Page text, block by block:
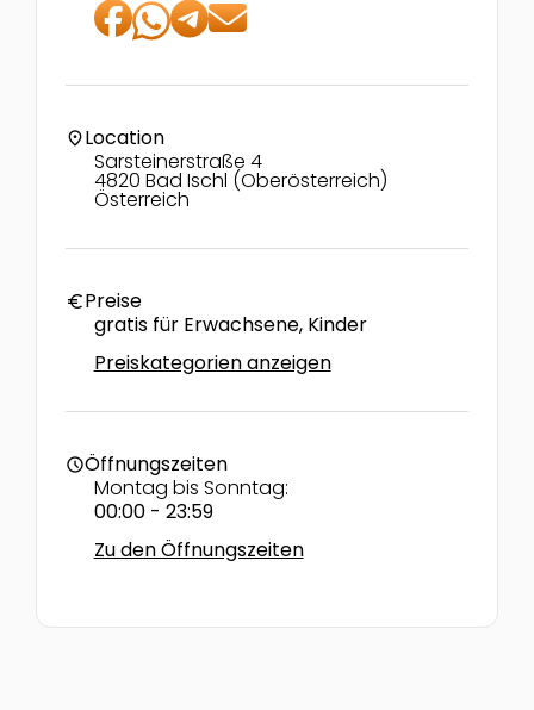
location_onLocation
Sarsteinerstraße 4
4820 Bad Ischl (Oberösterreich)
Österreich
euroPreise
gratis für Erwachsene, Kinder
Preiskategorien anzeigen
scheduleÖffnungszeiten
Montag bis Sonntag:
00:00 - 23:59
Zu den Öffnungszeiten